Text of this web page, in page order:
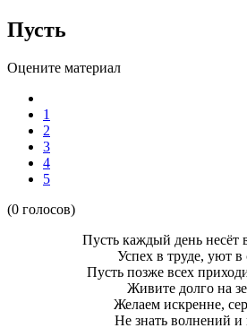
Пусть
Оцените материал
1
2
3
4
5
(0 голосов)
Пусть каждый день несёт
Успех в труде, уют в
Пусть позже всех
Живите долго на
Желаем искренне,
Hе знать волнений и